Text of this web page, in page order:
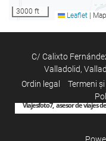
3000 ft Leaflet |
C/ Calixto
Valladolid,
Ordin legal Termeni
Viajesfoto7, asesor de viajes